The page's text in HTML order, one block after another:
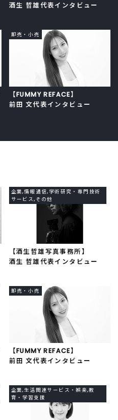
酒生 哲雄代表インタビュー
卸売・小売
【FUMMY REFACE】
前田 文代表インタビュー
企業,情報通信,学術研究・専門技術
サービス,その他
【酒生哲雄写真事務所】
酒生 哲雄代表インタビュー
卸売・小売
【FUMMY REFACE】
前田 文代表インタビュー
企業,生活関連サービス・娯楽,教
育・学習支援